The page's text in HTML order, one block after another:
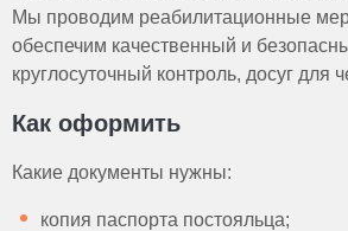
Мы проводим реабилитационные
обеспечим качественный и
круглосуточный контроль, досуг для
Как оформить
Какие документы нужны:
копия паспорта постояльца;